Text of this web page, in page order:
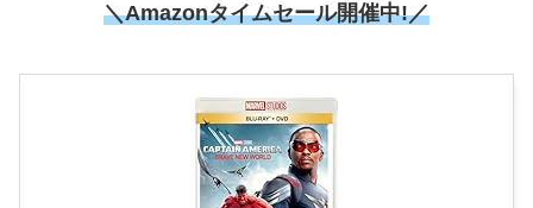
＼Amazonタイムセール開催中!／